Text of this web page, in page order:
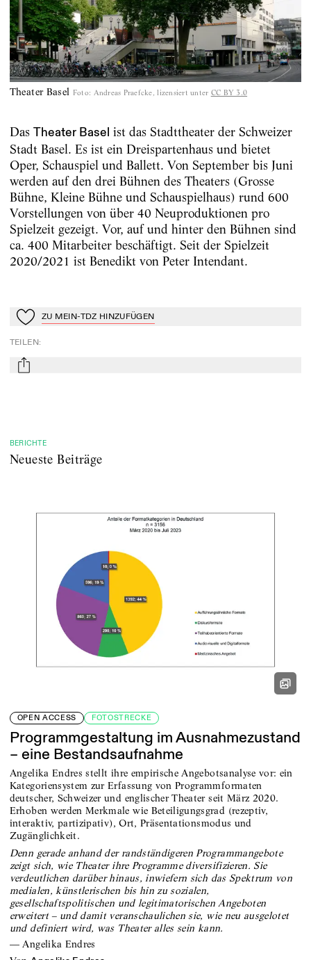
Theater Basel Foto: Andreas Praefcke, lizensiert unter CC BY 3.0
Das Theater Basel ist das Stadttheater der Schweizer
Stadt Basel. Es ist ein Dreispartenhaus und bietet
Oper, Schauspiel und Ballett. Von September bis Juni
werden auf den drei Bühnen des Theaters (Grosse
Bühne, Kleine Bühne und Schauspielhaus) rund 600
Vorstellungen von über 40 Neuproduktionen pro
Spielzeit gezeigt. Vor, auf und hinter den Bühnen sind
ca. 400 Mitarbeiter beschäftigt. Seit der Spielzeit
2020/2021 ist Benedikt von Peter Intendant.
Zu Mein-TdZ hinzufügen
ZU MEIN-TDZ HINZUFÜGEN
TEILEN:
mail
BERICHTE
Neueste Beiträge
OPEN ACCESS FOTOSTRECKE
Programmgestaltung im Ausnahmezustand
– eine Bestandsaufnahme
Angelika Endres stellt ihre empirische Angebotsanalyse vor: ein
Kategoriensystem zur Erfassung von Programmformaten
deutscher, Schweizer und englischer Theater seit März 2020.
Erhoben werden Merkmale wie Beteiligungsgrad (rezeptiv,
interaktiv, partizipativ), Ort, Präsentationsmodus und
Zugänglichkeit.
Denn gerade anhand der randständigeren Programmangebote
zeigt sich, wie Theater ihre Programme diversifizieren. Sie
verdeutlichen darüber hinaus, inwiefern sich das Spektrum von
medialen, künstlerischen bis hin zu sozialen,
gesellschaftspolitischen und legitimatorischen Angeboten
erweitert – und damit veranschaulichen sie, wie neu ausgelotet
und definiert wird, was Theater alles sein kann.
— Angelika Endres